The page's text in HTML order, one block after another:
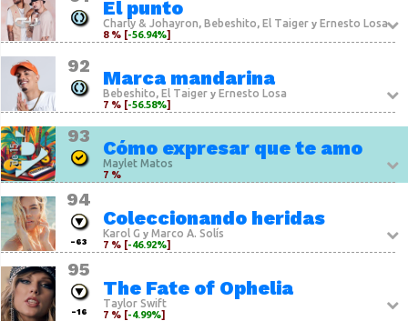
El punto
Charly & Johayron, Bebeshito, El Taigery Ernesto Losa
8 % [-56.94%]
92
Marca mandarina
Bebeshito, El Taigery Ernesto Losa
7 % [-56.58%]
93
Cómo expresar que te amo
Maylet Matos
7 %
94
-63
Coleccionando heridas
Karol G y Marco A. Solís
7 % [-46.92%]
95
-16
The Fate of Ophelia
Taylor Swift
7 % [-4.99%]